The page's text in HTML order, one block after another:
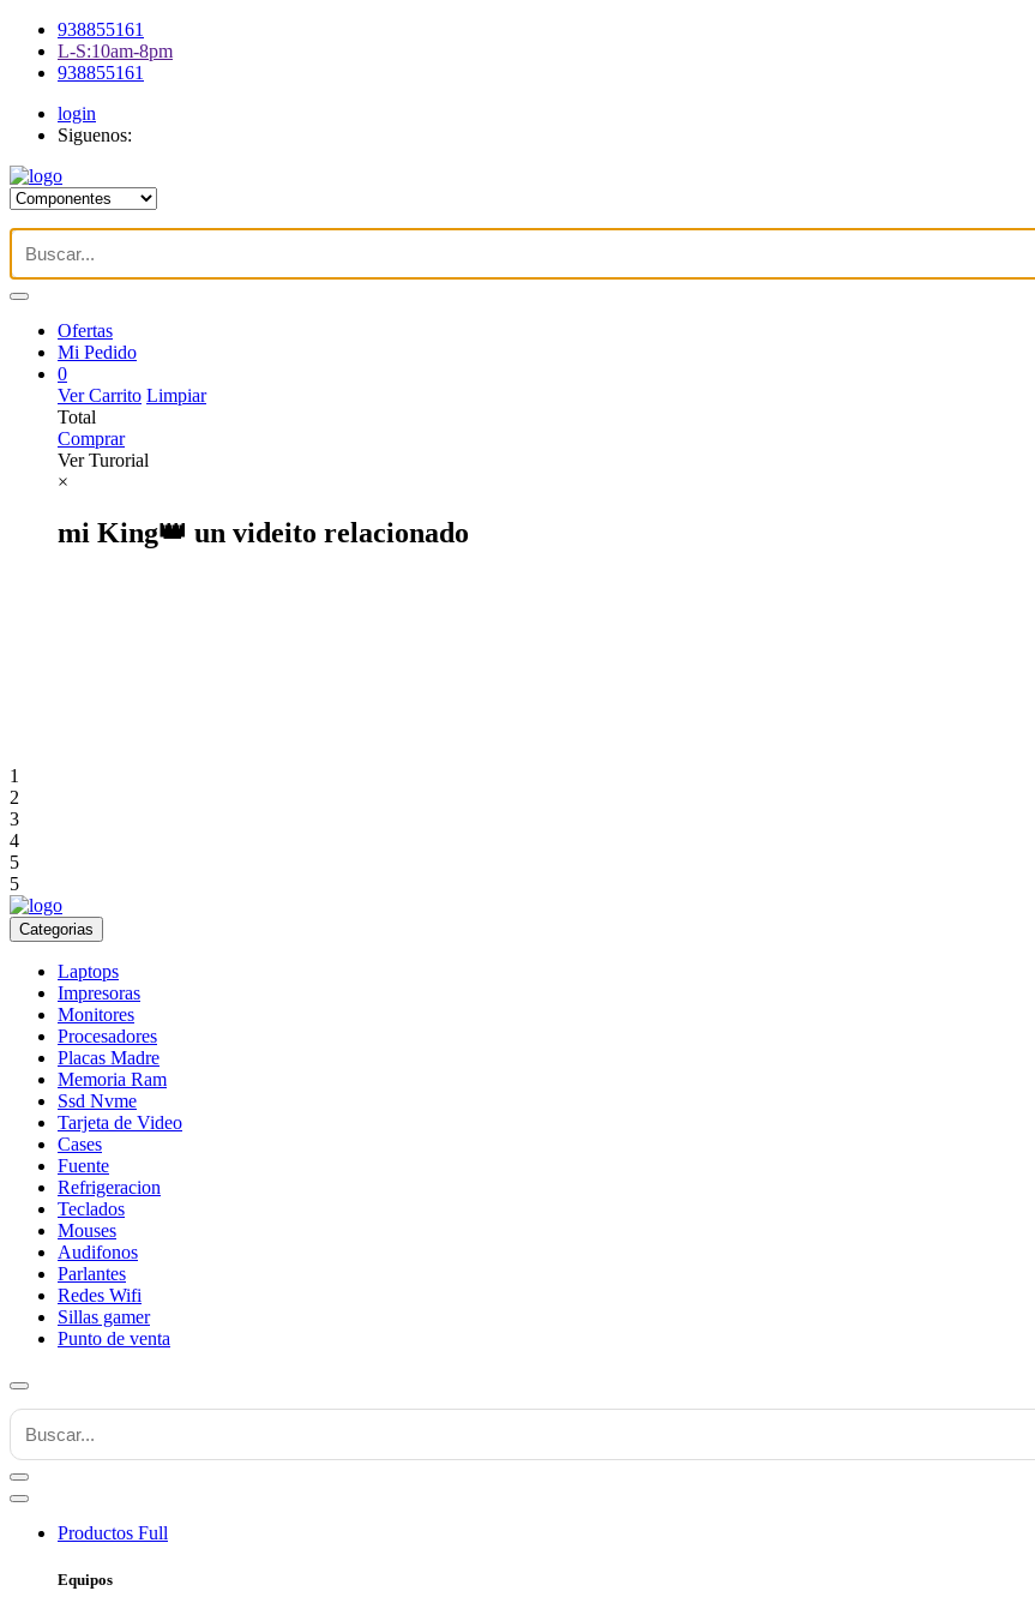
938855161
L-S:10am-8pm
938855161
login
Siguenos:
Ofertas
Mi Pedido
0
Ver Carrito Limpiar
Total
Comprar
Ver Turorial
×
mi King👑 un videito relacionado
1
2
3
4
5
5
Categorias
Laptops
Impresoras
Monitores
Procesadores
Placas Madre
Memoria Ram
Ssd Nvme
Tarjeta de Video
Cases
Fuente
Refrigeracion
Teclados
Mouses
Audifonos
Parlantes
Redes Wifi
Sillas gamer
Punto de venta
Productos Full
Equipos